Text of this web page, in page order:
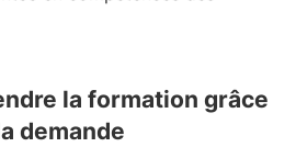
la formation grâce
demande